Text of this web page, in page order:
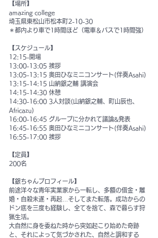
【場所】
amazing college
埼玉県東松山市松本町2-10-30
＊都内より車で1時間ほど（電車＆バスで1時間強）
【スケジュール】
12:15-開場
13:00-13:05 挨拶
13:05-13:15 奥田ひなミニコンサート(伴奏Asahi)
13:15-14:15 山納銀之輔 講演会
14:15-14:30 休憩
14:30-16:00 3人対談(山納銀之輔、町山辰也、
Africazu)
16:00-16:45 グループに分かれて議論&発表
16:45-16:55 奥田ひなミニコンサート(伴奏Asahi)
16:55-17:00 挨拶
【定員】
200名
【銀ちゃんプロフィール】
前途洋々な青年実業家から一転し、多額の借金・離
婚・自殺未遂・再起…そしてまた転落。成功からの
ドン底を三度も経験し、全てを捨て、森で暮らす狩
猟生活。
大自然に身を委ねた時から突如起こり始めた奇跡
と、それによって気づかされた、自然と調和する